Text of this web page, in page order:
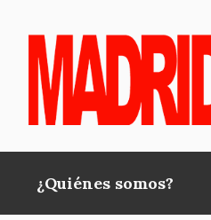
Main
¿Quiénes somos?